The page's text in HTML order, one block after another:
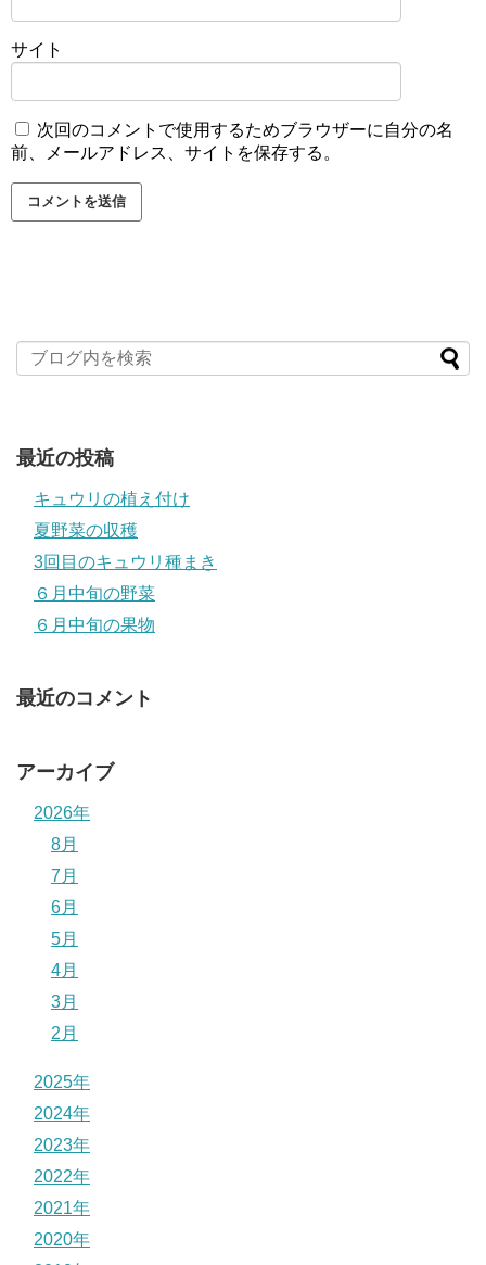
サイト
次回のコメントで使用するためブラウザーに自分の名
前、メールアドレス、サイトを保存する。
最近の投稿
キュウリの植え付け
夏野菜の収穫
3回目のキュウリ種まき
６月中旬の野菜
６月中旬の果物
最近のコメント
アーカイブ
2026年
8月
7月
6月
5月
4月
3月
2月
2025年
2024年
2023年
2022年
2021年
2020年